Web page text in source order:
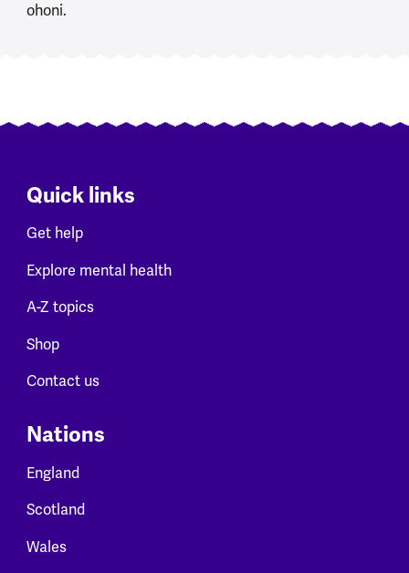
ohoni.
Quick links
Get help
Explore mental health
A-Z topics
Shop
Contact us
Nations
England
Scotland
Wales